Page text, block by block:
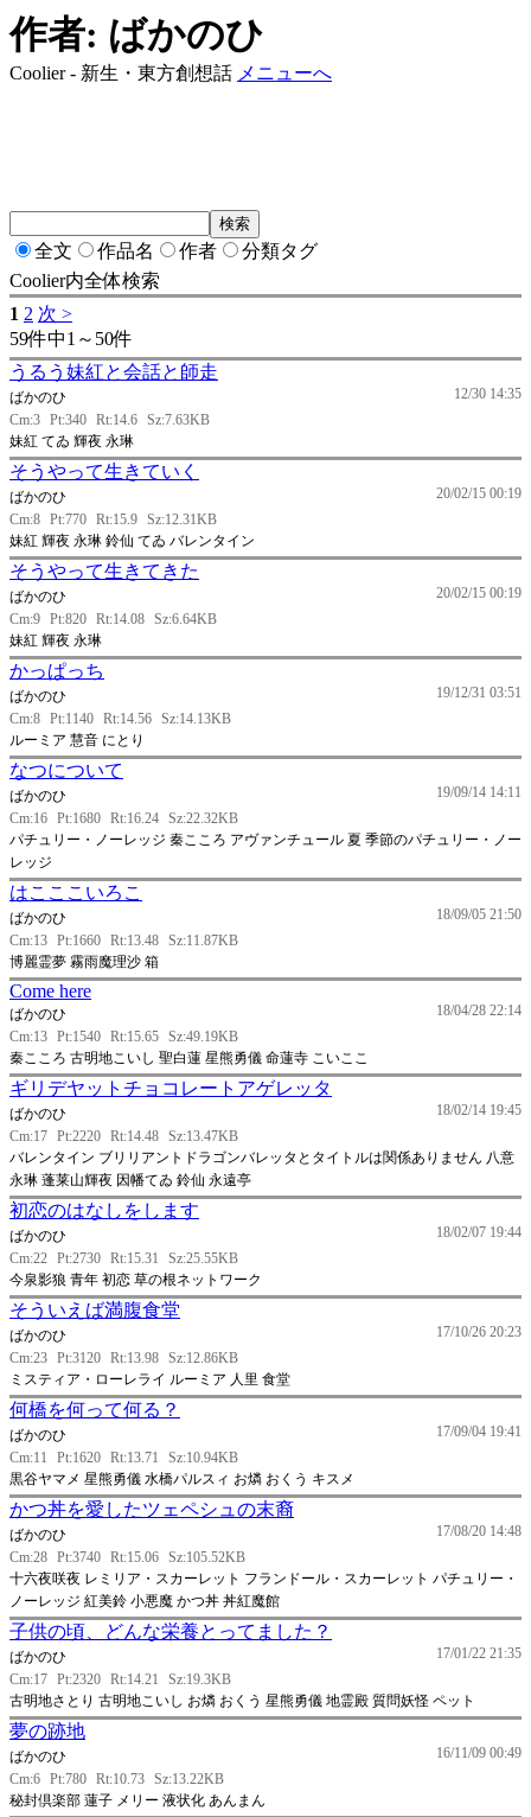
作者: ばかのひ
Coolier - 新生・東方創想話 メニューへ
全文 作品名 作者
分類タグ
Coolier内全体検索
1 2 次 >
59件中1～50件
うるう妹紅と会話と師走
12/30 14:35
ばかのひ
Cm:3 Pt:340 Rt:14.6 Sz:7.63KB
妹紅 てゐ 輝夜 永琳
そうやって生きていく
20/02/15 00:19
ばかのひ
Cm:8 Pt:770 Rt:15.9 Sz:12.31KB
妹紅 輝夜 永琳 鈴仙 てゐ バレンタイン
そうやって生きてきた
20/02/15 00:19
ばかのひ
Cm:9 Pt:820 Rt:14.08 Sz:6.64KB
妹紅 輝夜 永琳
かっぱっち
19/12/31 03:51
ばかのひ
Cm:8 Pt:1140 Rt:14.56 Sz:14.13KB
ルーミア 慧音 にとり
なつについて
19/09/14 14:11
ばかのひ
Cm:16 Pt:1680 Rt:16.24 Sz:22.32KB
パチュリー・ノーレッジ 秦こころ アヴァンチュール 夏 季節のパチュリー・ノー
レッジ
はこここいろこ
18/09/05 21:50
ばかのひ
Cm:13 Pt:1660 Rt:13.48 Sz:11.87KB
博麗霊夢 霧雨魔理沙 箱
Come here
18/04/28 22:14
ばかのひ
Cm:13 Pt:1540 Rt:15.65 Sz:49.19KB
秦こころ 古明地こいし 聖白蓮 星熊勇儀 命蓮寺 こいここ
ギリデヤットチョコレートアゲレッタ
18/02/14 19:45
ばかのひ
Cm:17 Pt:2220 Rt:14.48 Sz:13.47KB
バレンタイン ブリリアントドラゴンバレッタとタイトルは関係ありません 八意
永琳 蓬莱山輝夜 因幡てゐ 鈴仙 永遠亭
初恋のはなしをします
18/02/07 19:44
ばかのひ
Cm:22 Pt:2730 Rt:15.31
Sz:25.55KB
今泉影狼 青年 初恋 草の根ネットワーク
そういえば満腹食堂
17/10/26 20:23
ばかのひ
Cm:23 Pt:3120 Rt:13.98 Sz:12.86KB
ミスティア・ローレライ ルーミア 人里 食堂
何橋を何って何る？
17/09/04 19:41
ばかのひ
Cm:11
Pt:1620 Rt:13.71
Sz:10.94KB
黒谷ヤマメ 星熊勇儀 水橋パルスィ お燐 おくう キスメ
かつ丼を愛したツェペシュの末裔
17/08/20 14:48
ばかのひ
Cm:28 Pt:3740 Rt:15.06 Sz:105.52KB
十六夜咲夜 レミリア・スカーレット フランドール・スカーレット パチュリー・
ノーレッジ 紅美鈴 小悪魔 かつ丼 丼紅魔館
子供の頃、どんな栄養とってました？
17/01/22 21:35
ばかのひ
Cm:17 Pt:2320 Rt:14.21
Sz:19.3KB
古明地さとり 古明地こいし お燐 おくう 星熊勇儀 地霊殿 質問妖怪 ペット
夢の跡地
16/11/09 00:49
ばかのひ
Cm:6 Pt:780 Rt:10.73 Sz:13.22KB
秘封倶楽部 蓮子 メリー 液状化 あんまん